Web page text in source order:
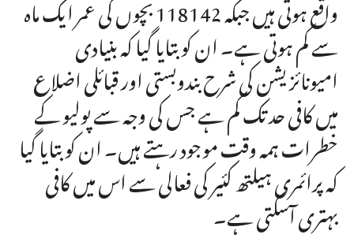
سے کم ہوتی ہے۔ ان کو بتایا گیا کہ بنیادی
امیونائزیشن کی شرح بندوبستی اور قبائلی اضلاع
میں کافی حد تک کم ہے جس کی وجہ سے پولیو کے
خطرات ہمہ وقت موجود رہتے ہیں۔ ان کو بتایا گیا
کہ پرائمری ہیلتھ کئیر کی فعالی سے اس میں کافی
بہتری آسکتی ہے۔